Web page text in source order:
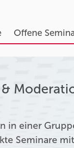
Offene
in einer
Seminare